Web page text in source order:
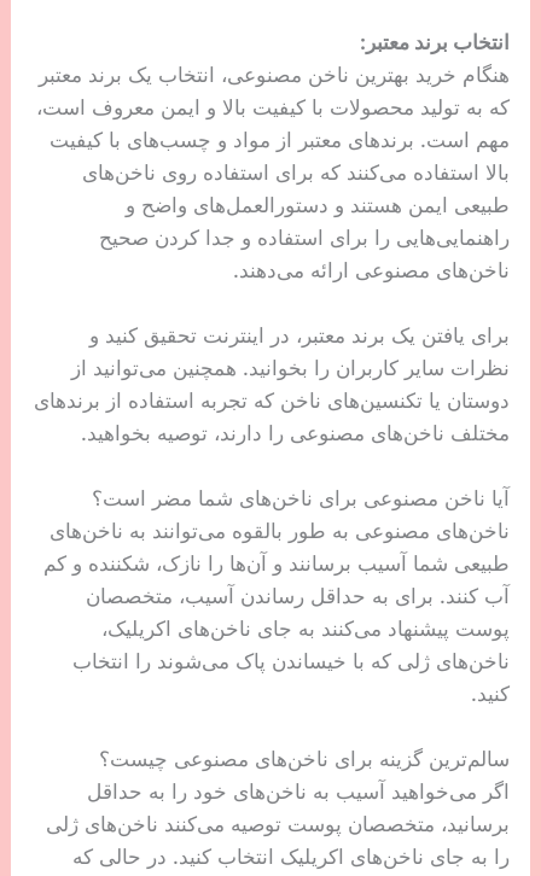
انتخاب برند معتبر:
هنگام خرید بهترین ناخن‌ مصنوعی، انتخاب یک برند معتبر
که به تولید محصولات با کیفیت بالا و ایمن معروف است،
مهم است. برندهای معتبر از مواد و چسب‌های با کیفیت
بالا استفاده می‌کنند که برای استفاده روی ناخن‌های
طبیعی ایمن هستند و دستورالعمل‌های واضح و
راهنمایی‌هایی را برای استفاده و جدا کردن صحیح
ناخن‌های مصنوعی ارائه می‌دهند.
برای یافتن یک برند معتبر، در اینترنت تحقیق کنید و
نظرات سایر کاربران را بخوانید. همچنین می‌توانید از
دوستان یا تکنسین‌های ناخن که تجربه استفاده از برندهای
مختلف ناخن‌های مصنوعی را دارند، توصیه بخواهید.
آیا ناخن‌ مصنوعی برای ناخن‌های شما مضر است؟
ناخن‌های مصنوعی به طور بالقوه می‌توانند به ناخن‌های
طبیعی شما آسیب برسانند و آن‌ها را نازک، شکننده و کم
آب کنند. برای به حداقل رساندن آسیب، متخصصان
پوست پیشنهاد می‌کنند به جای ناخن‌های اکریلیک،
ناخن‌های ژلی که با خیساندن پاک می‌شوند را انتخاب
کنید.
سالم‌ترین گزینه برای ناخن‌های مصنوعی چیست؟
اگر می‌خواهید آسیب به ناخن‌های خود را به حداقل
برسانید، متخصصان پوست توصیه می‌کنند ناخن‌های ژلی
را به جای ناخن‌های اکریلیک انتخاب کنید. در حالی که